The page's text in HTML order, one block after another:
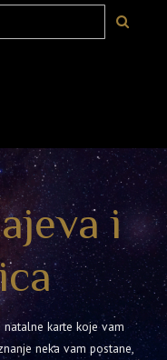
i
karte koje vam
neka vam postane,